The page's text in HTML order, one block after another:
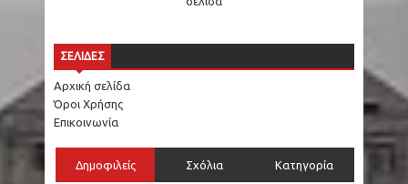
ΣΕΛΙΔΕΣ
Αρχική σελίδα
Όροι Χρήσης
Επικοινωνία
Δημοφιλείς Σχόλια Κατηγορία